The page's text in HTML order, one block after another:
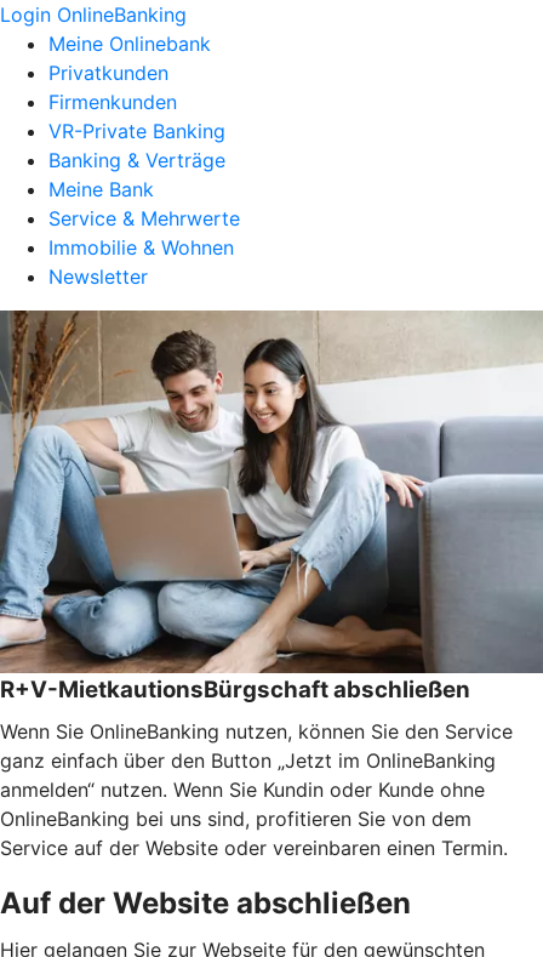
Login OnlineBanking
Meine Onlinebank
Privatkunden
Firmenkunden
VR-Private Banking
Banking & Verträge
Meine Bank
Service & Mehrwerte
Immobilie & Wohnen
Newsletter
R+V-MietkautionsBürgschaft abschließen
Wenn Sie OnlineBanking nutzen, können Sie den Service
ganz einfach über den Button „Jetzt im OnlineBanking
anmelden“ nutzen. Wenn Sie Kundin oder Kunde ohne
OnlineBanking bei uns sind, profitieren Sie von dem
Service auf der Website oder vereinbaren einen Termin.
Auf der Website abschließen
Hier gelangen Sie zur Webseite für den gewünschten